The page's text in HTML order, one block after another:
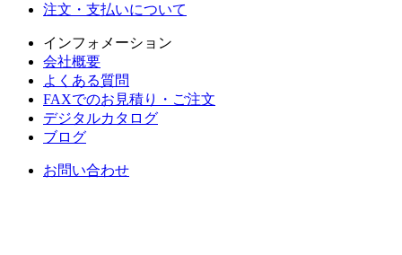
注文・支払いについて
インフォメーション
会社概要
よくある質問
FAXでのお見積り・ご注文
デジタルカタログ
ブログ
お問い合わせ